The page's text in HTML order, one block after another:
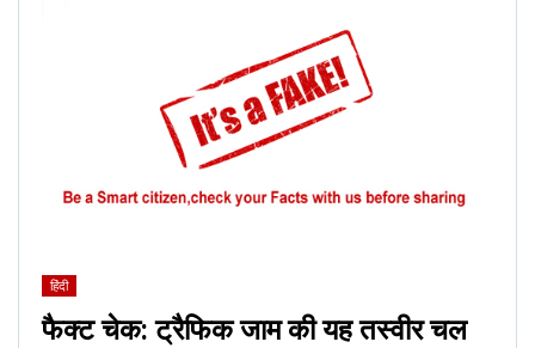
हिंदी
फैक्ट चेक: ट्रैफिक जाम की यह तस्वीर चल